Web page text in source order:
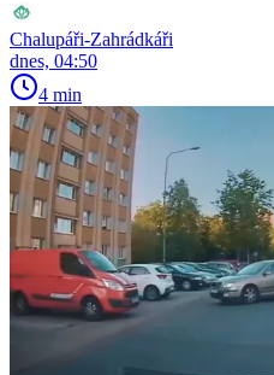
Chalupáři-Zahrádkáři
dnes, 04:50
4 min